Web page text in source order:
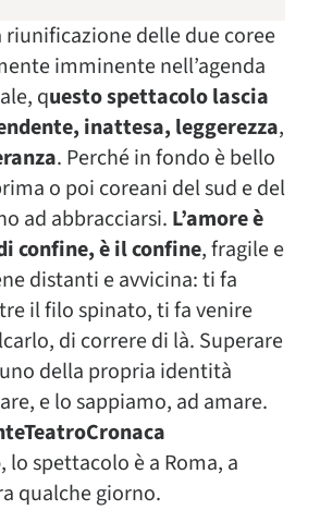
riunificazione delle due coree
imminente nell’agenda
questo spettacolo lascia
inattesa, leggerezza,
. Perché in fondo è bello
o poi coreani del sud e del
ad abbracciarsi. L’amore è
confine, è il confine, fragile e
distanti e avvicina: ti fa
il filo spinato, ti fa venire
di correre di là. Superare
della propria identità
e lo sappiamo, ad amare.
, lo spettacolo è a Roma, a
qualche giorno.